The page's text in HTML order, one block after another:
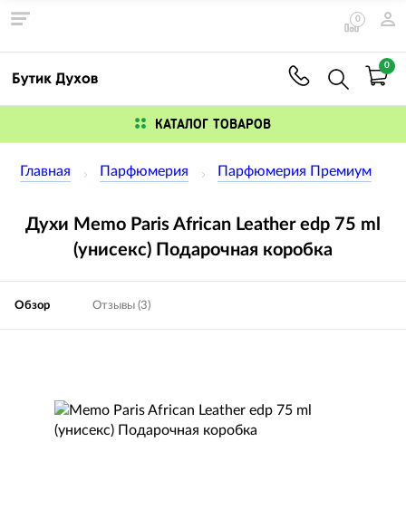
0
0
КАТАЛОГ ТОВАРОВ
Главная Парфюмерия Парфюмерия Премиум
Духи Memo Paris African Leather edp 75 ml
(унисекс) Подарочная коробка
Обзор Отзывы (3)